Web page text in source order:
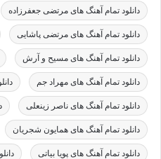
دانلود تمام آهنگ های مرتضی جعفرزاده
دانلود تمام آهنگ های مرتضی پاشایی
دانلود تمام آهنگ های مسیح و آرش
دانلود تمام آهنگ های مهراد جم
دانلود تمام آهنگ های ناصر زینعلی
دانلود تمام آهنگ های همایون شجریان
دانلود تمام آهنگ های پویا بیاتی